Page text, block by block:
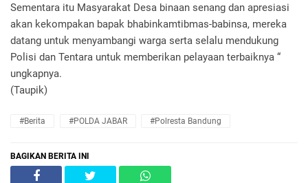
Sementara itu Masyarakat Desa binaan senang dan apresiasi
akan kekompakan bapak bhabinkamtibmas-babinsa, mereka
datang untuk menyambangi warga serta selalu mendukung
Polisi dan Tentara untuk memberikan pelayaan terbaiknya “
ungkapnya.
(Taupik)
#Berita #POLDA JABAR #Polresta Bandung
BAGIKAN BERITA INI